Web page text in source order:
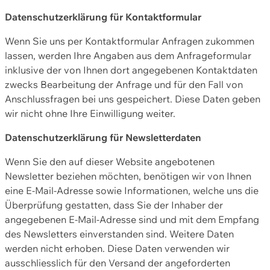
Datenschutzerklärung für Kontaktformular
Wenn Sie uns per Kontaktformular Anfragen zukommen
lassen, werden Ihre Angaben aus dem Anfrageformular
inklusive der von Ihnen dort angegebenen Kontaktdaten
zwecks Bearbeitung der Anfrage und für den Fall von
Anschlussfragen bei uns gespeichert. Diese Daten geben
wir nicht ohne Ihre Einwilligung weiter.
Datenschutzerklärung für Newsletterdaten
Wenn Sie den auf dieser Website angebotenen
Newsletter beziehen möchten, benötigen wir von Ihnen
eine E-Mail-Adresse sowie Informationen, welche uns die
Überprüfung gestatten, dass Sie der Inhaber der
angegebenen E-Mail-Adresse sind und mit dem Empfang
des Newsletters einverstanden sind. Weitere Daten
werden nicht erhoben. Diese Daten verwenden wir
ausschliesslich für den Versand der angeforderten